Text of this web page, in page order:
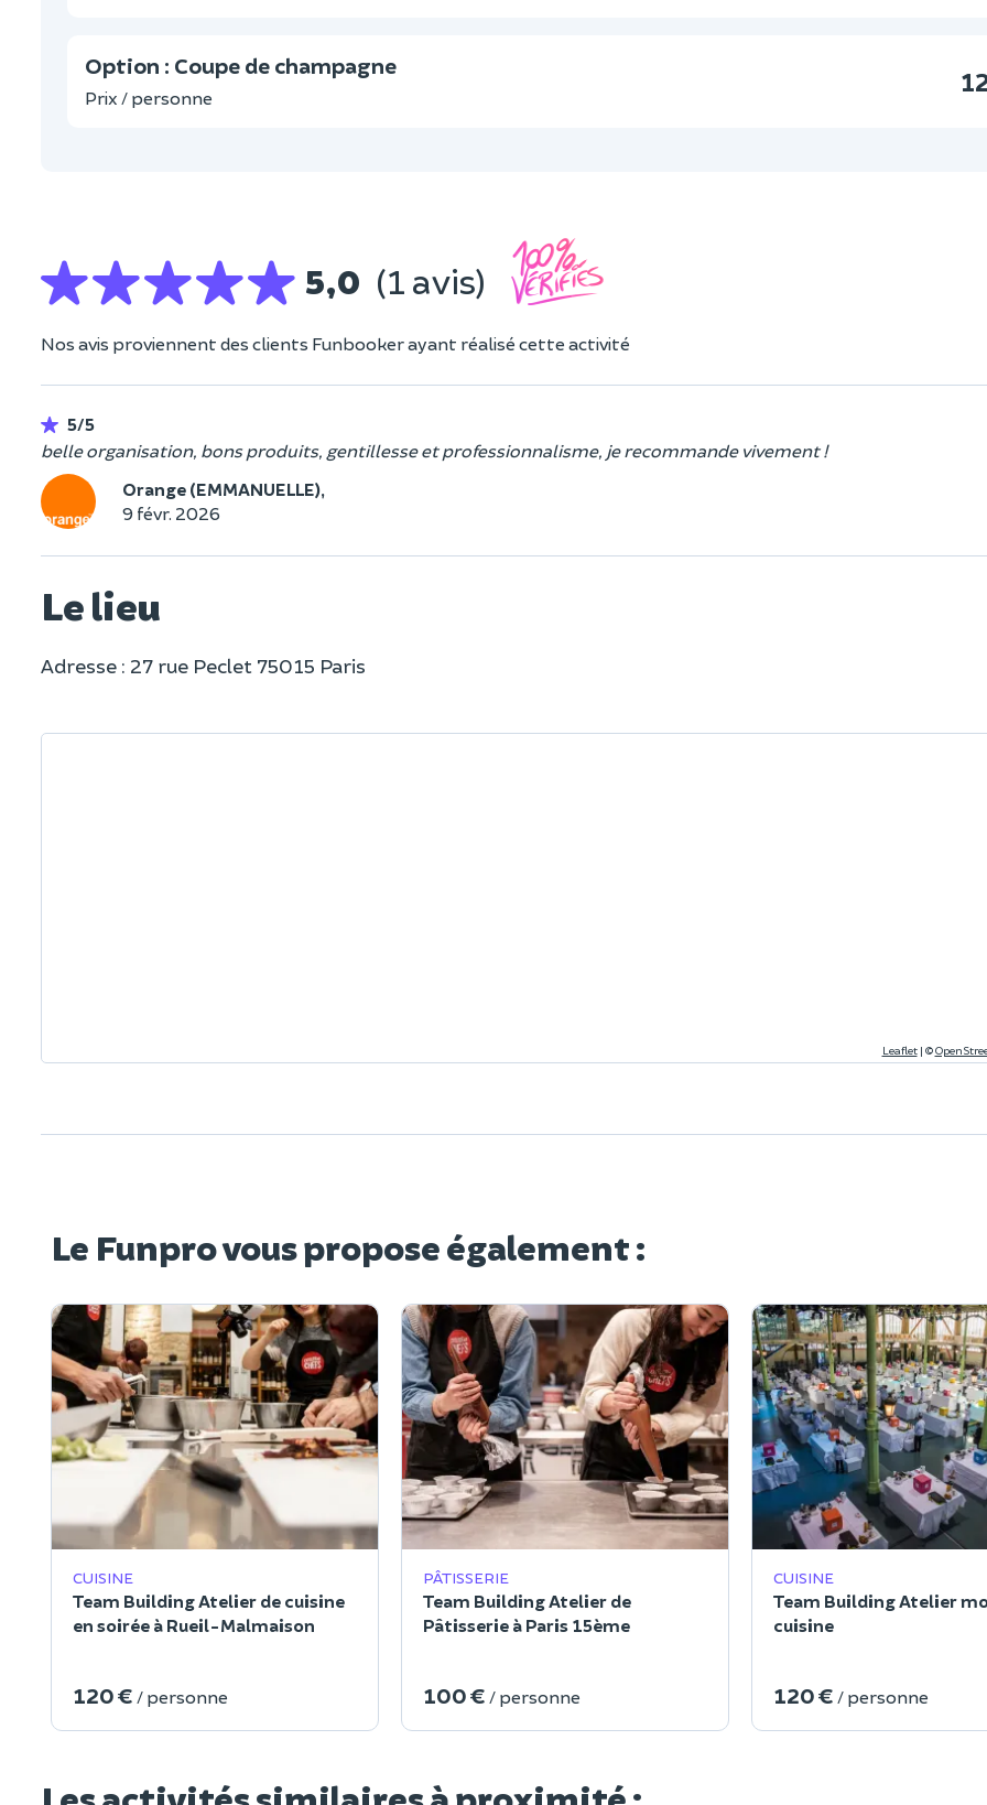
Option : Coupe de champagne
Prix / personne
5,0 (1 avis)
Nos avis proviennent des clients Funbooker ayant réalisé cette activité
5/5
belle organisation, bons produits, gentillesse et professionnalisme, je recommande vivement !
Orange (EMMANUELLE),
9 févr. 2026
Le lieu
Adresse : 27 rue Peclet 75015 Paris
Leaflet | ©
Le Funpro vous propose également :
CUISINE
Team Building Atelier de cuisine
en soirée à Rueil-Malmaison
120 € / personne
PÂTISSERIE
Team Building Atelier de
Pâtisserie à Paris 15ème
100 € / personne
CUISINE
Team Building Atelier
cuisine
120 € / personne